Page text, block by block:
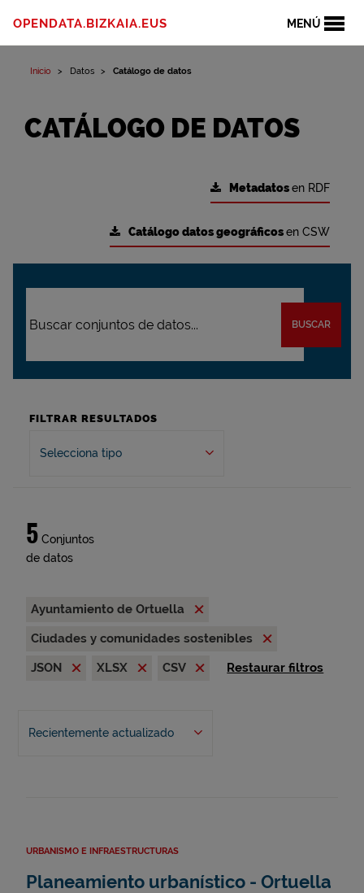
MENÚ
OPENDATA.BIZKAIA.EUS
Inicio Datos Catálogo de datos
CATÁLOGO DE DATOS
Metadatosen RDF
Catálogo datos geográficosen CSW
BUSCAR
FILTRAR RESULTADOS
Selecciona tipo
5 Conjuntos
de datos
Ayuntamiento de Ortuella
Ciudades y comunidades sostenibles
JSON
XLSX CSV Restaurar filtros
Recientemente actualizado
URBANISMO E INFRAESTRUCTURAS
Planeamiento urbanístico - Ortuella